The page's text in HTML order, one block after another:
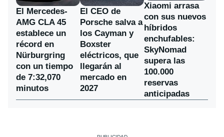
El Mercedes-
AMG CLA 45
establece un
récord en
Nürburgring
con un tiempo
de 7:32,070
minutos
El CEO de
Porsche salva a
los Cayman y
Boxster
eléctricos, que
llegarán al
mercado en
2027
Xiaomi arrasa
con sus nuevos
híbridos
enchufables:
SkyNomad
supera las
100.000
reservas
anticipadas